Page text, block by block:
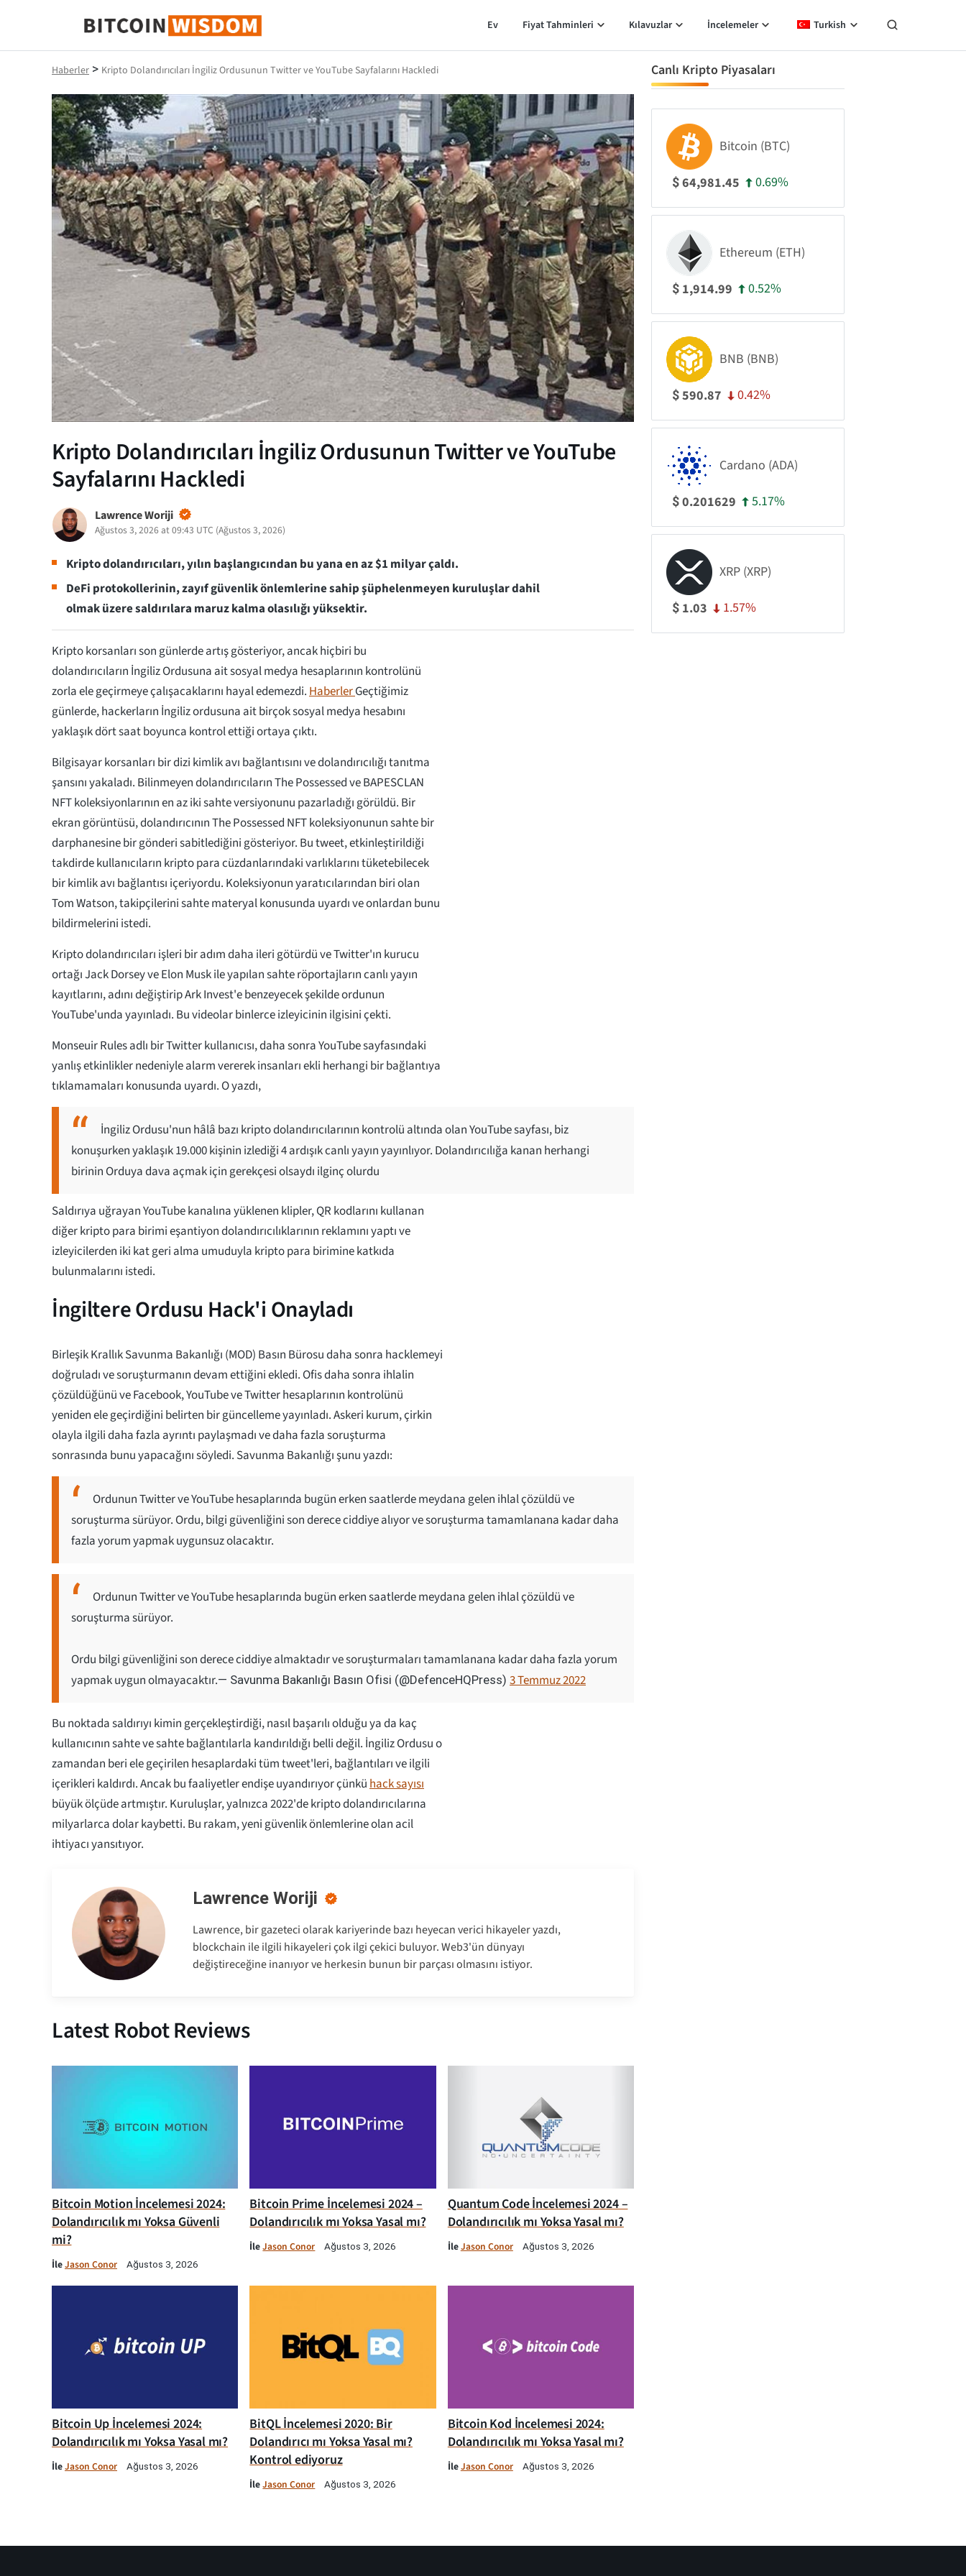
Bitcoin Bilgeliği
Ev Fiyat Tahminleri Kılavuzlar İncelemeler Turkish
Haberler > Kripto Dolandırıcıları İngiliz Ordusunun Twitter ve YouTube Sayfalarını Hackledi
Kripto Dolandırıcıları İngiliz Ordusunun Twitter ve YouTube
Sayfalarını Hackledi
Lawrence Woriji
Ağustos 3, 2026 at 09:43 UTC (Ağustos 3, 2026)
Kripto dolandırıcıları, yılın başlangıcından bu yana en az $1 milyar çaldı.
DeFi protokollerinin, zayıf güvenlik önlemlerine sahip şüphelenmeyen kuruluşlar dahil
olmak üzere saldırılara maruz kalma olasılığı yüksektir.
Kripto korsanları son günlerde artış gösteriyor, ancak hiçbiri bu
dolandırıcıların İngiliz Ordusuna ait sosyal medya hesaplarının kontrolünü
zorla ele geçirmeye çalışacaklarını hayal edemezdi. HaberlerGeçtiğimiz
günlerde, hackerların İngiliz ordusuna ait birçok sosyal medya hesabını
yaklaşık dört saat boyunca kontrol ettiği ortaya çıktı.
Bilgisayar korsanları bir dizi kimlik avı bağlantısını ve dolandırıcılığı tanıtma
şansını yakaladı. Bilinmeyen dolandırıcıların The Possessed ve BAPESCLAN
NFT koleksiyonlarının en az iki sahte versiyonunu pazarladığı görüldü. Bir
ekran görüntüsü, dolandırıcının The Possessed NFT koleksiyonunun sahte bir
darphanesine bir gönderi sabitlediğini gösteriyor. Bu tweet, etkinleştirildiği
takdirde kullanıcıların kripto para cüzdanlarındaki varlıklarını tüketebilecek
bir kimlik avı bağlantısı içeriyordu. Koleksiyonun yaratıcılarından biri olan
Tom Watson, takipçilerini sahte materyal konusunda uyardı ve onlardan bunu
bildirmelerini istedi.
Kripto dolandırıcıları işleri bir adım daha ileri götürdü ve Twitter'ın kurucu
ortağı Jack Dorsey ve Elon Musk ile yapılan sahte röportajların canlı yayın
kayıtlarını, adını değiştirip Ark Invest'e benzeyecek şekilde ordunun
YouTube'unda yayınladı. Bu videolar binlerce izleyicinin ilgisini çekti.
Monseuir Rules adlı bir Twitter kullanıcısı, daha sonra YouTube sayfasındaki
yanlış etkinlikler nedeniyle alarm vererek insanları ekli herhangi bir bağlantıya
tıklamamaları konusunda uyardı. O yazdı,
İngiliz Ordusu'nun hâlâ bazı kripto dolandırıcılarının kontrolü altında olan YouTube sayfası, biz
konuşurken yaklaşık 19.000 kişinin izlediği 4 ardışık canlı yayın yayınlıyor. Dolandırıcılığa kanan herhangi
birinin Orduya dava açmak için gerekçesi olsaydı ilginç olurdu
Saldırıya uğrayan YouTube kanalına yüklenen klipler, QR kodlarını kullanan
diğer kripto para birimi eşantiyon dolandırıcılıklarının reklamını yaptı ve
izleyicilerden iki kat geri alma umuduyla kripto para birimine katkıda
bulunmalarını istedi.
İngiltere Ordusu Hack'i Onayladı
Birleşik Krallık Savunma Bakanlığı (MOD) Basın Bürosu daha sonra hacklemeyi
doğruladı ve soruşturmanın devam ettiğini ekledi. Ofis daha sonra ihlalin
çözüldüğünü ve Facebook, YouTube ve Twitter hesaplarının kontrolünü
yeniden ele geçirdiğini belirten bir güncelleme yayınladı. Askeri kurum, çirkin
olayla ilgili daha fazla ayrıntı paylaşmadı ve daha fazla soruşturma
sonrasında bunu yapacağını söyledi. Savunma Bakanlığı şunu yazdı:
Ordunun Twitter ve YouTube hesaplarında bugün erken saatlerde meydana gelen ihlal çözüldü ve
soruşturma sürüyor. Ordu, bilgi güvenliğini son derece ciddiye alıyor ve soruşturma tamamlanana kadar daha
fazla yorum yapmak uygunsuz olacaktır.
Ordunun Twitter ve YouTube hesaplarında bugün erken saatlerde meydana gelen ihlal çözüldü ve
soruşturma sürüyor.
Ordu bilgi güvenliğini son derece ciddiye almaktadır ve soruşturmaları tamamlanana kadar daha fazla yorum
yapmak uygun olmayacaktır.— Savunma Bakanlığı Basın Ofisi (@DefenceHQPress) 3 Temmuz 2022
Bu noktada saldırıyı kimin gerçekleştirdiği, nasıl başarılı olduğu ya da kaç
kullanıcının sahte ve sahte bağlantılarla kandırıldığı belli değil. İngiliz Ordusu o
zamandan beri ele geçirilen hesaplardaki tüm tweet'leri, bağlantıları ve ilgili
içerikleri kaldırdı. Ancak bu faaliyetler endişe uyandırıyor çünkü hack sayısı
büyük ölçüde artmıştır. Kuruluşlar, yalnızca 2022'de kripto dolandırıcılarına
milyarlarca dolar kaybetti. Bu rakam, yeni güvenlik önlemlerine olan acil
ihtiyacı yansıtıyor.
Lawrence Woriji
Lawrence, bir gazeteci olarak kariyerinde bazı heyecan verici hikayeler yazdı,
blockchain ile ilgili hikayeleri çok ilgi çekici buluyor. Web3'ün dünyayı
değiştireceğine inanıyor ve herkesin bunun bir parçası olmasını istiyor.
Latest Robot Reviews
Bitcoin Motion İncelemesi 2024:
Dolandırıcılık mı Yoksa Güvenli
mi?
İleJason Conor Ağustos 3, 2026
Bitcoin Prime İncelemesi 2024 –
Dolandırıcılık mı Yoksa Yasal mı?
İleJason Conor Ağustos 3, 2026
Quantum Code İncelemesi 2024 –
Dolandırıcılık mı Yoksa Yasal mı?
İleJason Conor Ağustos 3, 2026
Bitcoin Up İncelemesi 2024:
Dolandırıcılık mı Yoksa Yasal mı?
İleJason Conor Ağustos 3, 2026
BitQL İncelemesi 2020: Bir
Dolandırıcı mı Yoksa Yasal mı?
Kontrol ediyoruz
İleJason Conor Ağustos 3, 2026
Bitcoin Kod İncelemesi 2024:
Dolandırıcılık mı Yoksa Yasal mı?
İleJason Conor Ağustos 3, 2026
Canlı Kripto Piyasaları
Bitcoin (BTC)
$64,981.45 0.69%
Ethereum (ETH)
$ 1,914.99 0.52%
BNB (BNB)
$590.87 0.42%
Cardano (ADA)
$0.201629 5.17%
XRP (XRP)
$ 1.03 1.57%